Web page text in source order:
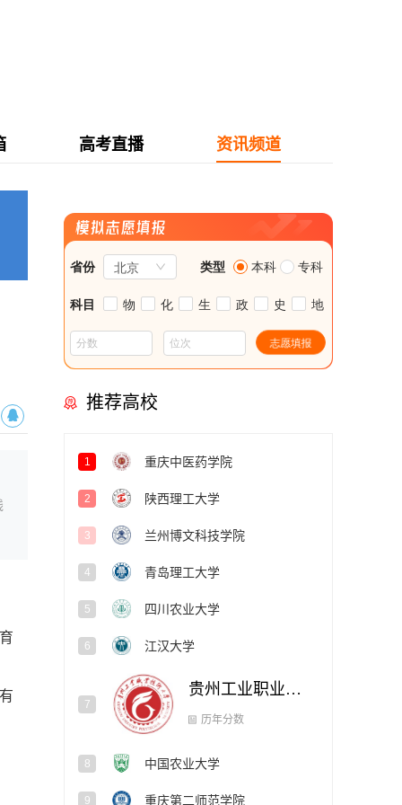
高考直播 资讯频道
推荐高校
1 重庆中医药学院
2 陕西理工大学
3 兰州博文科技学院
4 青岛理工大学
5 四川农业大学
6 江汉大学
贵州工业职业技术大学
中国农业大学
历年分数
9 重庆第二师范学院